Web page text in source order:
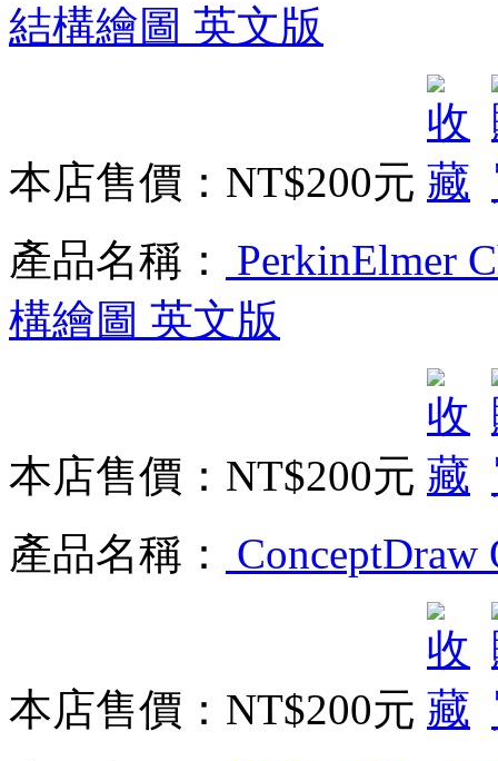
結構繪圖 英文版
本店售價： NT$200元
產品名稱：
PerkinElmer
構繪圖 英文版
本店售價： NT$200元
產品名稱：
本店售價： NT$200元